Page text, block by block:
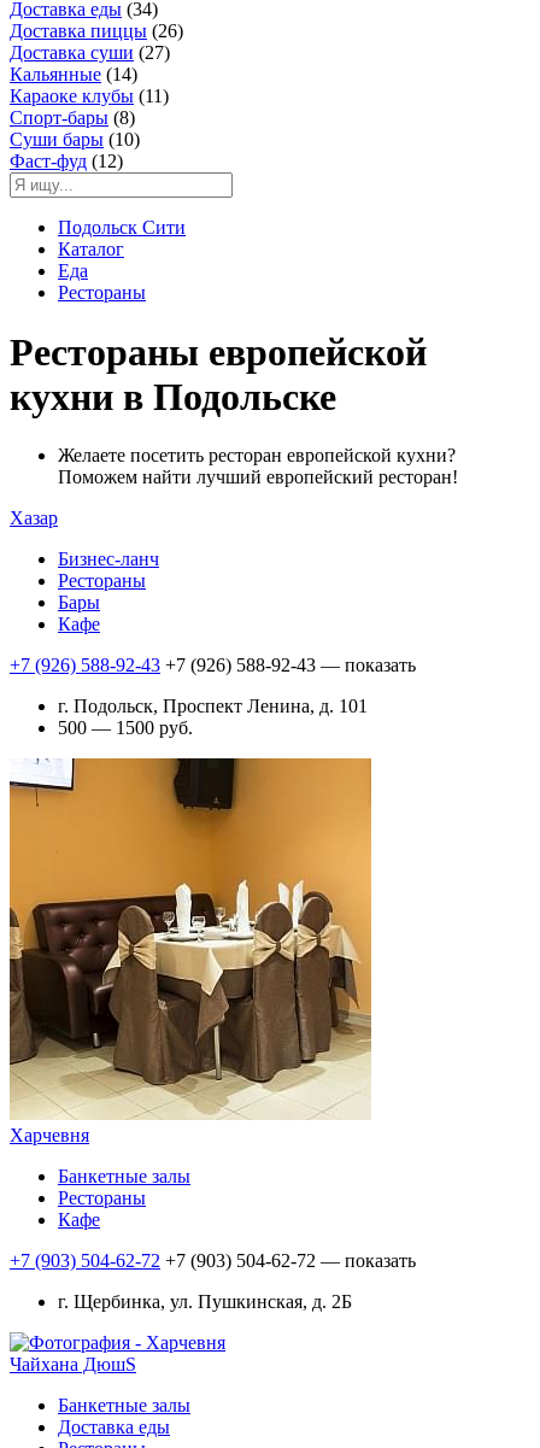
Доставка еды (34)
Доставка пиццы (26)
Доставка суши (27)
Кальянные (14)
Караоке клубы (11)
Спорт-бары (8)
Суши бары (10)
Фаст-фуд (12)
Подольск Сити
Каталог
Еда
Рестораны
Рестораны европейской
кухни в Подольске
Желаете посетить ресторан европейской кухни?
Поможем найти лучший европейский ресторан!
Хазар
Бизнес-ланч
Рестораны
Бары
Кафе
+7 (926) 588-92-43 +7 (926) 588-92-43 — показать
г. Подольск, Проспект Ленина, д. 101
500 — 1500 руб.
Харчевня
Банкетные залы
Рестораны
Кафе
+7 (903) 504-62-72 +7 (903) 504-62-72 — показать
г. Щербинка, ул. Пушкинская, д. 2Б
Чайхана ДюшS
Банкетные залы
Доставка еды